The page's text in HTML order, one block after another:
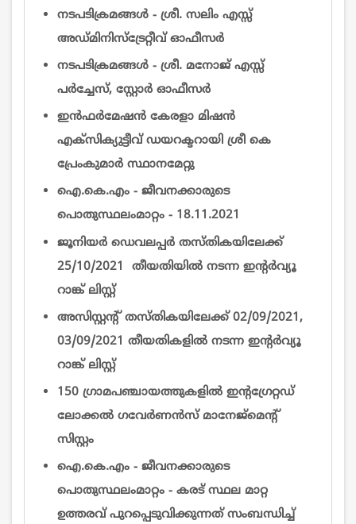
നടപടിക്രമങ്ങൾ - ശ്രീ. സലിം എസ്സ്
അഡ്മിനിസ്ട്രേറ്റീവ് ഓഫീസര്‍
നടപടിക്രമങ്ങൾ - ശ്രീ. മനോജ് എസ്സ്
പർച്ചേസ്, സ്റ്റോർ ഓഫീസര്‍
ഇന്‍ഫര്‍മേഷന്‍ കേരളാ മിഷന്‍
എക്സിക്യുട്ടീവ്‌ ഡയറക്ടറായി ശ്രീ കെ
പ്രേംകുമാര്‍ സ്ഥാനമേറ്റു
ഐ.കെ.എം - ജീവനക്കാരുടെ
പൊതുസ്ഥലംമാറ്റം - 18.11.2021
ജൂനിയർ ഡെവലപ്പർ തസ്തികയിലേക്ക്
25/10/2021 തീയതിയിൽ നടന്ന ഇന്റര്‍വ്യൂ
റാങ്ക് ലിസ്റ്റ്
അസിസ്റ്റന്റ് തസ്തികയിലേക്ക് 02/09/2021,
03/09/2021 തീയതികളിൽ നടന്ന ഇന്റര്‍വ്യൂ
റാങ്ക് ലിസ്റ്റ്
150 ഗ്രാമപഞ്ചായത്തുകളിൽ ഇന്റഗ്രേറ്റഡ്
ലോക്കൽ ഗവേർണൻസ് മാനേജ്‌മെന്റ്
സിസ്റ്റം
ഐ.കെ.എം - ജീവനക്കാരുടെ
പൊതുസ്ഥലംമാറ്റം - കരട് സ്ഥല മാറ്റ
ഉത്തരവ് പുറപ്പെടുവിക്കുന്നത് സംബന്ധിച്ച്